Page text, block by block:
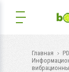
Главная